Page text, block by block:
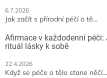
6.7.2026
Jak začít s přírodní péčí o tě...
Afirmace v každodenní
rituál lásky k sobě
22.4.2026
Když se péče o tělo stane něčí...